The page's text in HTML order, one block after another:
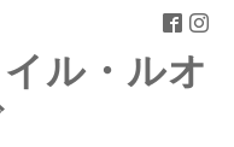
ル・ルオ